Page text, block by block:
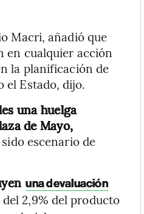
Macri, añadió que
en cualquier acción
la planificación de
el Estado, dijo.
una huelga
de Mayo,
escenario de
una devaluación
2,9% del producto